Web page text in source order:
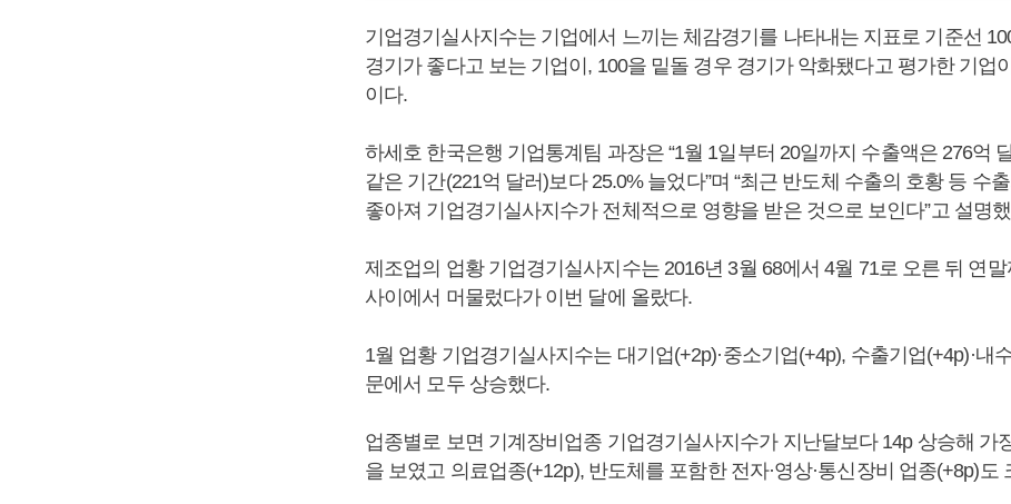
기업경기실사지수는 기업에서 느끼는 체감경기를 나타내는 지표로 기준선
경기가 좋다고 보는 기업이, 100을 밑돌 경우 경기가 악화됐다고 평가한 기업
이다.
하세호 한국은행 기업통계팀 과장은 “1월 1일부터 20일까지 수출액은 276억
같은 기간(221억 달러)보다 25.0% 늘었다”며 “최근 반도체 수출의 호황 등 수
좋아져 기업경기실사지수가 전체적으로 영향을 받은 것으로 보인다”고 설명
제조업의 업황 기업경기실사지수는 2016년 3월 68에서 4월 71로 오른 뒤 연말
사이에서 머물렀다가 이번 달에 올랐다.
1월 업황 기업경기실사지수는 대기업(+2p)·중소기업(+4p), 수출기업(+4p)·내
문에서 모두 상승했다.
업종별로 보면 기계장비업종 기업경기실사지수가 지난달보다 14p 상승해 가
을 보였고 의료업종(+12p), 반도체를 포함한 전자·영상·통신장비 업종(+8p)도